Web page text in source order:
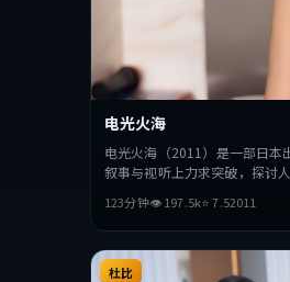
电光火海
电光火海（2011）是一部日本
叙事与视听上力求突破，探讨
123分钟👁197.5k⭐7.52011
杜比